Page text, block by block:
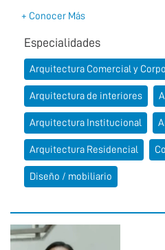
+ Conocer Más
Especialidades
Arquitectura Comercial y
Arquitectura de interiores
Arquitectura Institucional
Arquitectura Residencial
Diseño / mobiliario